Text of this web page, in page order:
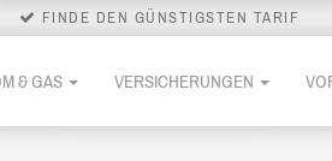
FINDE DEN GÜNSTIGSTEN TARIF
& GAS VERSICHERUNGEN